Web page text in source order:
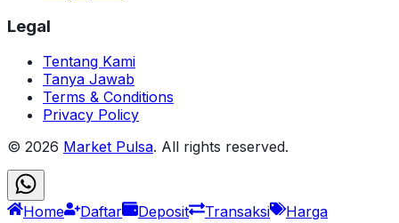
Legal
Tentang Kami
Tanya Jawab
Terms & Conditions
Privacy Policy
© 2026 Market Pulsa. All rights reserved.
Home Daftar Deposit Transaksi Harga